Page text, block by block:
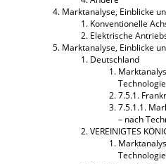
Marktanalyse, Einblicke
Konventionelle
Elektrische
Marktanalyse, Einblicke
Deutschland
Technologie
7.5.1.
7.5.1.1.
– nach
VEREINIGTES
Technologie